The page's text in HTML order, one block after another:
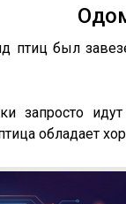
птиц был
запросто
обладает